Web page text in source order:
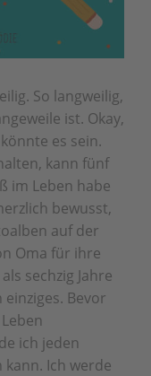
So langweilig,
ist. Okay,
es sein.
kann fünf
im Leben habe
bewusst,
auf der
Oma für ihre
sechzig Jahre
Bevor
ich jeden
kann. Ich werde